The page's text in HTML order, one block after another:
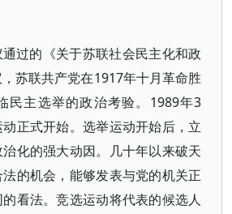
过的《关于苏联社会民主化和政
苏联共产党在1917年十月革命胜
民主选举的政治考验。1989年3
正式开始。选举运动开始后，立
化的强大动因。几十年以来破天
的机会，能够发表与党的机关正
看法。竞选运动将代表的候选人